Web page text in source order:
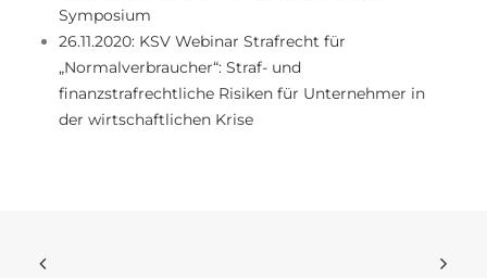
Symposium
26.11.2020: KSV Webinar Strafrecht für
„Normalverbraucher“: Straf- und
finanzstrafrechtliche Risiken für Unternehmer in
der wirtschaftlichen Krise